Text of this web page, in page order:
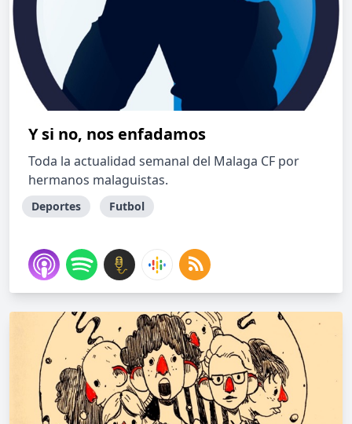
Y si no, nos enfadamos
Toda la actualidad semanal del Malaga CF por
hermanos malaguistas.
Deportes Futbol